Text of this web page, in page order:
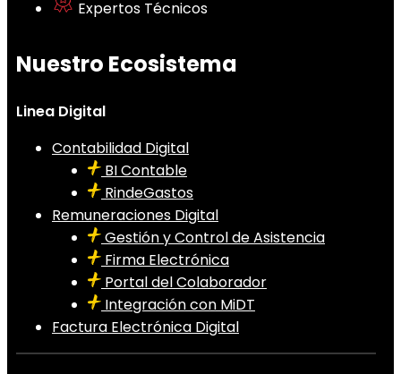
Expertos Técnicos
Nuestro Ecosistema
Linea Digital
Contabilidad Digital
BI Contable
RindeGastos
Remuneraciones Digital
Gestión y Control de Asistencia
Firma Electrónica
Portal del Colaborador
Integración con MiDT
Factura Electrónica Digital